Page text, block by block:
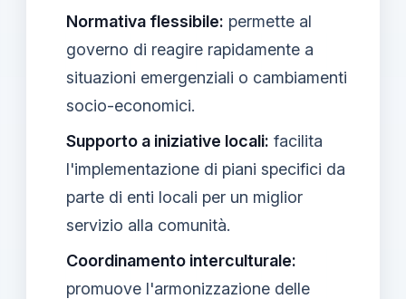
Normativa flessibile: permette al
governo di reagire rapidamente a
situazioni emergenziali o cambiamenti
socio-economici.
Supporto a iniziative locali: facilita
l'implementazione di piani specifici da
parte di enti locali per un miglior
servizio alla comunità.
Coordinamento interculturale:
promuove l'armonizzazione delle